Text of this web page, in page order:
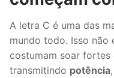
A letra C é uma das
mundo todo. Isso não
costumam soar fortes
transmitindo potência,